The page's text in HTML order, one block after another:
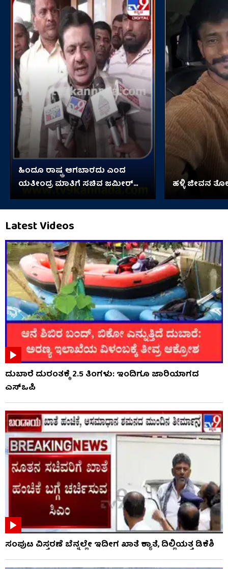
ಹಿಂದೂ ರಾಷ್ಟ್ರ ಆಗಬಾರದು ಎಂದ
ಯತೀಂದ್ರ ಮಾತಿಗೆ ಸಚಿವ ಜಮೀರ್
ಹೇಳಿದ್ದೇನು?
ಹಳ್ಳಿ ಜೀವನ
Latest Videos
ದುಬಾರೆ ದುರಂತಕ್ಕೆ 2.5 ತಿಂಗಳು: ಇಂದಿಗೂ ಜಾರಿಯಾಗದ
ಎಸ್‌ಒಪಿ
ಸಂಪುಟ ವಿಸ್ತರಣೆ ಬೆನ್ನಲ್ಲೇ ಇದೀಗ ಖಾತೆ ಕ್ಯಾತೆ, ದಿಲ್ಲಿಯತ್ತ ಡಿಕೆಶಿ